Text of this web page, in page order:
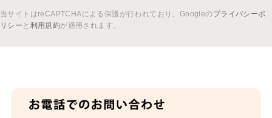
当サイトはreCAPTCHAによる保護が行われており、Googleのプライバシーポ
リシー と 利用規約が適用されます。